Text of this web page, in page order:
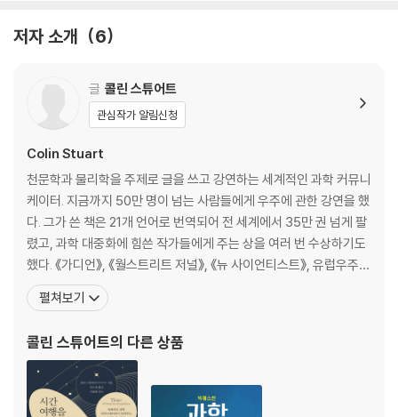
음의 조화
누가 더 시끄러울까요?
평온함과 고요함
음속 장벽 넘기
지진
세상의 소음
우주의 소리
빛과 색
빛이란 무엇일까요?
별빛의 속도
달빛
태양의 핵
강렬한 빛
햇빛으로 요리해요
저자 소개 6
글 콜린 스튜어트
관심작가 알림신청
Colin Stuart
천문학과 물리학을 주제로 글을 쓰고 강연하는 세계적인 과학 커뮤니
케이터. 지금까지 50만 명이 넘는 사람들에게 우주에 관한 강연을 했
다. 그가 쓴 책은 21개 언어로 번역되어 전 세계에서 35만 권 넘게 팔
렸고, 과학 대중화에 힘쓴 작가들에게 주는 상을 여러 번 수상하기도
했다. 《가디언》, 《월스트리트 저널》, 《뉴 사이언티스트》, 유럽우주청
등에 대중을 위해 200건이 넘는 흥미로운 과학 기사를 기고했으며,
[스카이 뉴스], [BBC 뉴스], [라디오5 라이브] 등에 출연해 우주의
에는 국제천문학협회에서 천문
펼쳐보기
콜린 스튜어트의 다른 상품